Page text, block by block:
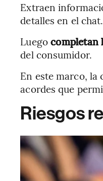
Extraen
detalles en el chat.
Luegocompletan
del consumidor.
En este marco, la
acordes que
Riesgos